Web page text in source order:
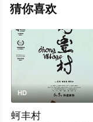
猜你喜欢
HD
蚵丰村